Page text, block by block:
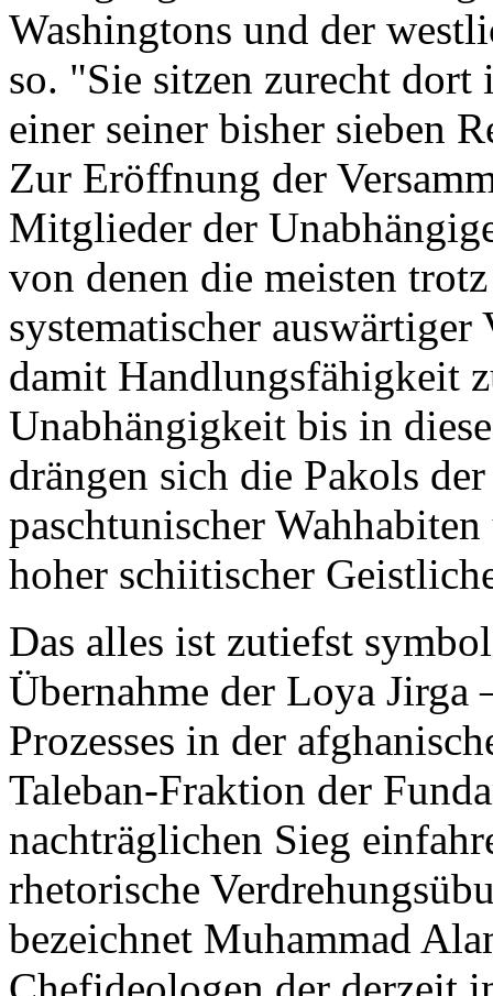
Washingtons und der
so. "Sie sitzen zurecht dort
einer seiner bisher sieben
Zur Eröffnung der
Mitglieder der
von denen die meisten
systematischer
damit Handlungsfähigkeit
Unabhängigkeit bis in
drängen sich die Pakols
paschtunischer
hoher schiitischer
Das alles ist zutiefst
Übernahme der Loya Jirga
Prozesses in der
Taleban-Fraktion der
nachträglichen Sieg
rhetorische
bezeichnet Muhammad